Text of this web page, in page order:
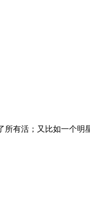
所有活；又比如一个明